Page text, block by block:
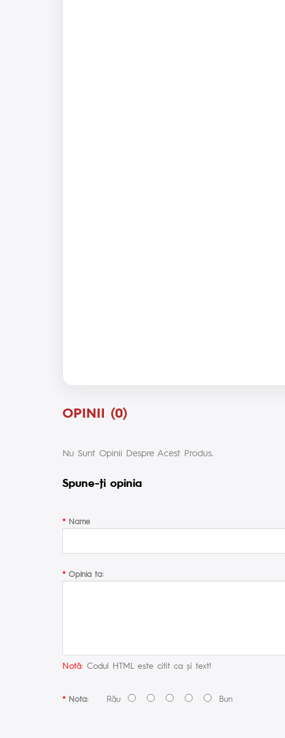
OPINII (0)
Nu Sunt Opinii Despre Acest Produs.
Spune-ţi opinia
Name
Opinia ta:
Notă: Codul HTML este citit ca şi text!
Nota:Rău Bun